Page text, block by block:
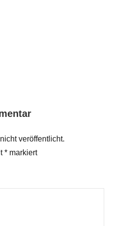
veröffentlicht.
* markiert